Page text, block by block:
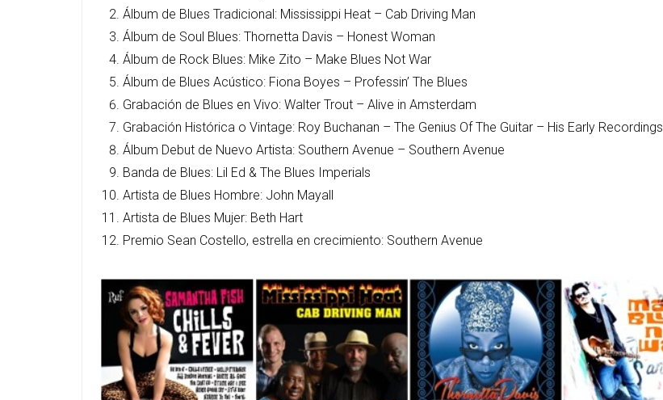
Álbum de Blues Tradicional: Mississippi Heat – Cab Driving Man
Álbum de Soul Blues: Thornetta Davis – Honest Woman
Álbum de Rock Blues: Mike Zito – Make Blues Not War
Álbum de Blues Acústico: Fiona Boyes – Professin’ The Blues
Grabación de Blues en Vivo: Walter Trout – Alive in Amsterdam
Grabación Histórica o Vintage: Roy Buchanan – The Genius Of The Guitar – His Early Recordings
Álbum Debut de Nuevo Artista: Southern Avenue – Southern Avenue
Banda de Blues: Lil Ed & The Blues Imperials
Artista de Blues Hombre: John Mayall
Artista de Blues Mujer: Beth Hart
Premio Sean Costello, estrella en crecimiento: Southern Avenue